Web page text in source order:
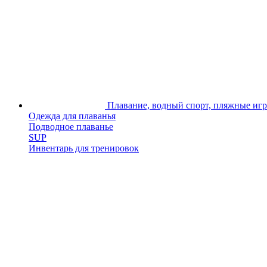
Плавание, водный спорт, пляжные
Одежда для плаванья
Подводное плаванье
SUP
Инвентарь для тренировок